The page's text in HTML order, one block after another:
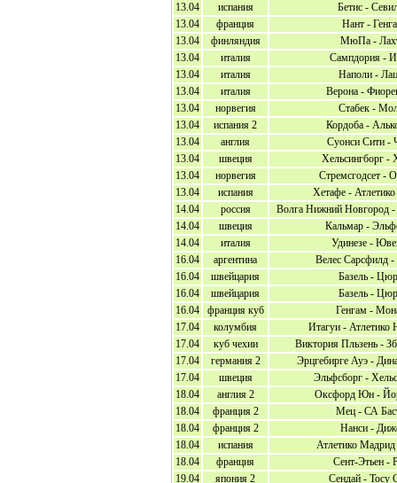
13.04
испания
Бетис -
13.04
франция
Нант -
13.04
финляндия
МюПа -
13.04
италия
Сампдория -
13.04
италия
Наполи -
13.04
италия
Верона -
13.04
норвегия
Стабек -
13.04
испания 2
Кордоба -
13.04
англия
Суонси Сити -
13.04
швеция
Хельсингборг -
13.04
норвегия
Стремсгодсет -
13.04
испания
Хетафе -
14.04
россия
Волга Нижний Новгород
14.04
швеция
Кальмар -
14.04
италия
Удинезе -
16.04
аргентина
Велес Сарсфилд
16.04
швейцария
Базель -
16.04
швейцария
Базель -
16.04
франция куб
Генгам -
17.04
колумбия
Итагуи - Атлетико
17.04
куб чехии
Виктория Пльзень -
17.04
германия 2
Эрцгебирге Ауэ -
17.04
швеция
Эльфсборг -
18.04
англия 2
Оксфорд Юн -
18.04
франция 2
Мец - СА
18.04
франция 2
Нанси -
18.04
испания
Атлетико Мадрид
18.04
франция
Сент-Этьен -
19.04
япония 2
Сендай - Тосу